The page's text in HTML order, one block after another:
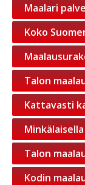
Maalari
Koko
Talon
Kattavasti
Talon
Kodin